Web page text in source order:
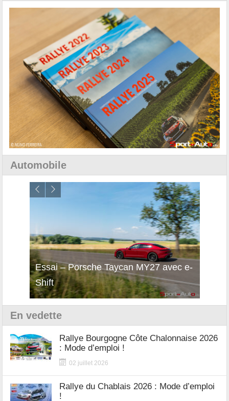
Automobile
Essai – Porsche Taycan MY27 avec e-
Shift
En vedette
Rallye Bourgogne Côte Chalonnaise 2026
: Mode d’emploi !
02 juillet 2026
Rallye du Chablais 2026 : Mode d’emploi
!